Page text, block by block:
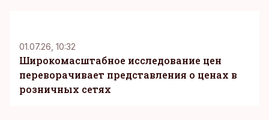
01.07.26, 10:32
Широкомасштабное исследование цен
переворачивает представления о ценах в
розничных сетях